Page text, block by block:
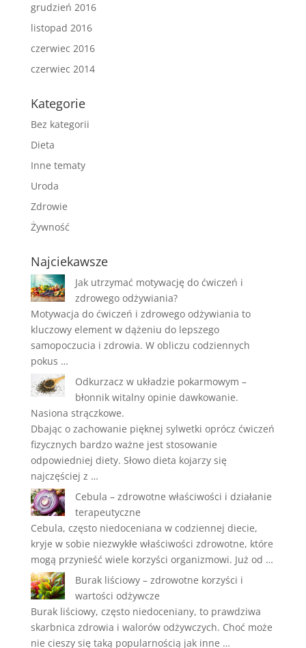
grudzień 2016
listopad 2016
czerwiec 2016
czerwiec 2014
Kategorie
Bez kategorii
Dieta
Inne tematy
Uroda
Zdrowie
Żywność
Najciekawsze
Jak utrzymać motywację do ćwiczeń i
zdrowego odżywiania?
Motywacja do ćwiczeń i zdrowego odżywiania to
kluczowy element w dążeniu do lepszego
samopoczucia i zdrowia. W obliczu codziennych
pokus …
Odkurzacz w układzie pokarmowym –
błonnik witalny opinie dawkowanie.
Nasiona strączkowe.
Dbając o zachowanie pięknej sylwetki oprócz ćwiczeń
fizycznych bardzo ważne jest stosowanie
odpowiedniej diety. Słowo dieta kojarzy się
najczęściej z …
Cebula – zdrowotne właściwości i działanie
terapeutyczne
Cebula, często niedoceniana w codziennej diecie,
kryje w sobie niezwykłe właściwości zdrowotne, które
mogą przynieść wiele korzyści organizmowi. Już od …
Burak liściowy – zdrowotne korzyści i
wartości odżywcze
Burak liściowy, często niedoceniany, to prawdziwa
skarbnica zdrowia i walorów odżywczych. Choć może
nie cieszy się taką popularnością jak inne …